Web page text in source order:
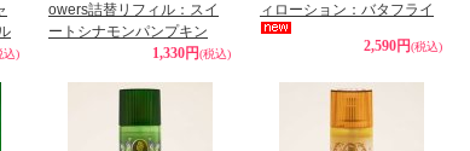
込)
owers詰替リフィル：スイ
ートシナモンパンプキン
1,330円(税込)
ィローション：バタフライ
2,590円(税込)